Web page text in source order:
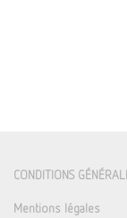
CONDITIONS
Mentions légales